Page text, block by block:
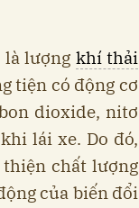
là lượng khí thải
tiện có động cơ
dioxide, nitơ
lái xe. Do đó,
chất lượng
của biến đổi